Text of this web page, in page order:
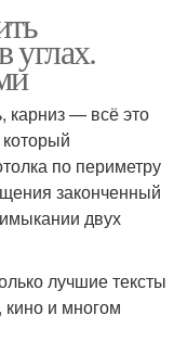
углах.
карниз — всё это
по периметру
законченный
двух
лучшие тексты
кино и многом